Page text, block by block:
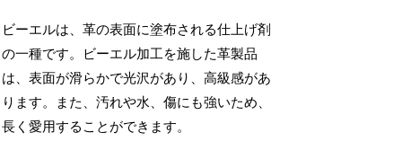
ビーエルは、革の表面に塗布される仕上げ剤
の一種です。ビーエル加工を施した革製品
は、表面が滑らかで光沢があり、高級感があ
ります。また、汚れや水、傷にも強いため、
長く愛用することができます。